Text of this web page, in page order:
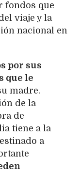
fondos que
viaje y la
nacional en
por sus
que le
madre.
de la
de
tiene a la
a